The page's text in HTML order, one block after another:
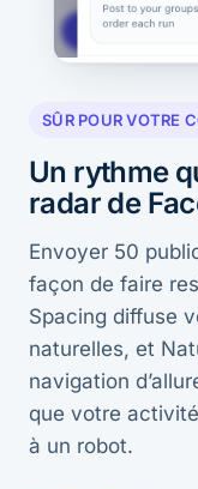
SÛR POUR VOTRE
Un rythme
radar de
Envoyer 50
façon de faire
Spacing diffuse
naturelles, et
navigation
que votre
à un robot.